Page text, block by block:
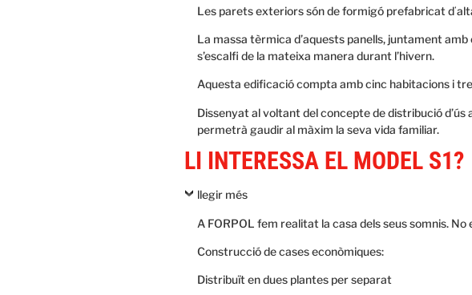
Les parets exteriors són de formigó prefabricat
La massa tèrmica d’aquests panells, juntament
s’escalfi de la mateixa manera durant l’hivern.
Aquesta edificació compta amb cinc habitacions i
Dissenyat al voltant del concepte de distribució
permetrà gaudir al màxim la seva vida familiar.
LI INTERESSA EL MODEL S1?
llegir més
A FORPOL fem realitat la casa dels seus somnis. No
Construcció de cases econòmiques:
Distribuït en dues plantes per separat